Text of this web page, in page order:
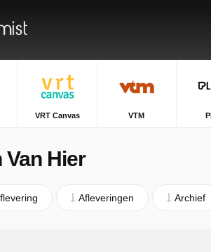
VRT Canvas VTM
Van Hier
Afleveringen Archief